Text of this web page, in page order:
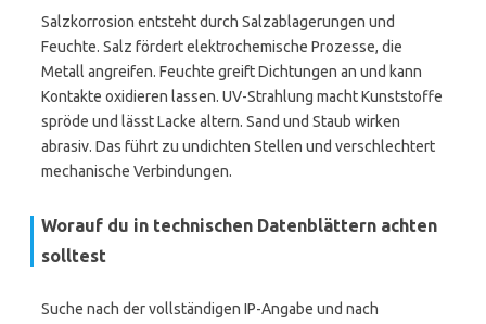
Salzkorrosion entsteht durch Salzablagerungen und
Feuchte. Salz fördert elektrochemische Prozesse, die
Metall angreifen. Feuchte greift Dichtungen an und kann
Kontakte oxidieren lassen. UV-Strahlung macht Kunststoffe
spröde und lässt Lacke altern. Sand und Staub wirken
abrasiv. Das führt zu undichten Stellen und verschlechtert
mechanische Verbindungen.
Worauf du in technischen Datenblättern achten
solltest
Suche nach der vollständigen IP-Angabe und nach